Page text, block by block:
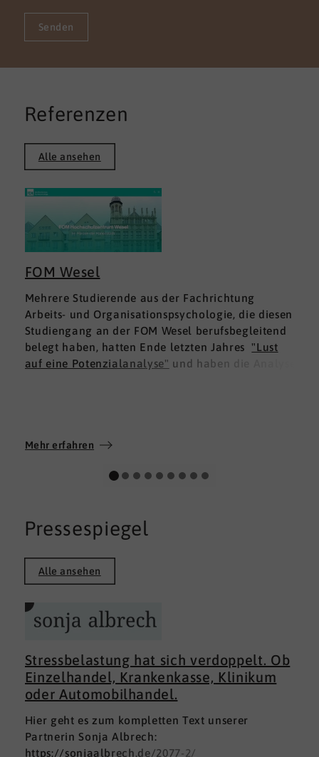
Senden
Referenzen
Alle ansehen
FOM Wesel
Mehrere Studierende aus der Fachrichtung
Arbeits- und Organisationspsychologie, die diesen
Studiengang an der FOM Wesel berufsbegleitend
belegt haben, hatten Ende letzten Jahres "Lust
auf eine Potenzialanalyse" und haben die Analyse
Wir wünschen allen Teilnehmerinnen und
persönlichen Weg und viel Erfolg.
Mehr erfahren
Pressespiegel
Alle ansehen
Stressbelastung hat sich verdoppelt. Ob
Einzelhandel, Krankenkasse, Klinikum
oder Automobilhandel.
Hier geht es zum kompletten Text unserer
Partnerin Sonja Albrech:
https://sonjaalbrech.de/2077-2/